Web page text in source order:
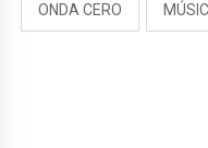
ONDA CERO